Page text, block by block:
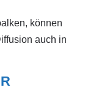
können
auch in